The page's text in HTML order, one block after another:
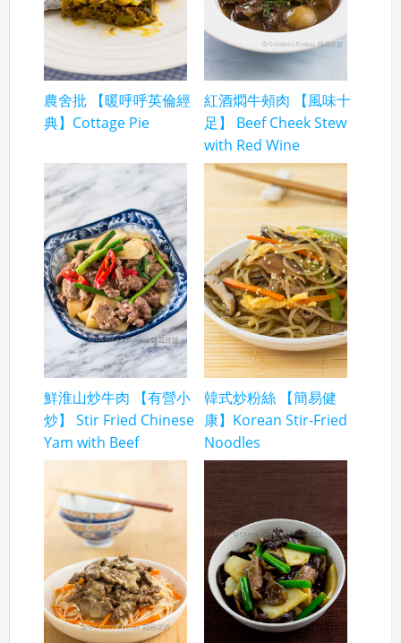
農舍批 【暖呼呼英倫經
典】Cottage Pie
紅酒燜牛頰肉 【風味十
足】 Beef Cheek Stew
with Red Wine
鮮淮山炒牛肉 【有營小
炒】 Stir Fried Chinese
Yam with Beef
韓式炒粉絲 【簡易健
康】Korean Stir-Fried
Noodles